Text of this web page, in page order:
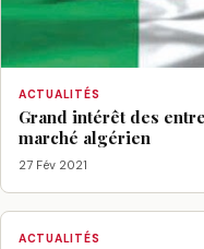
ACTUALITÉS
Grand intérêt des
marché algérien
27 Fév 2021
ACTUALITÉS